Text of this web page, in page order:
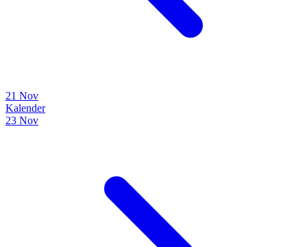
21 Nov
Kalender
23 Nov